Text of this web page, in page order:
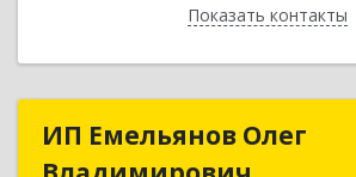
Показать контакты
Назад
ИП Емельянов Олег
ИП